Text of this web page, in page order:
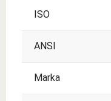
ISO
ANSI
Marka